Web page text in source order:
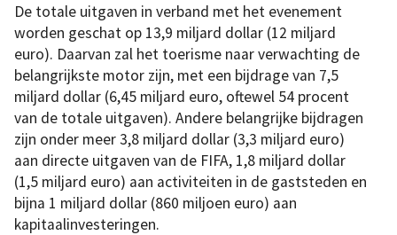
De totale uitgaven in verband met het evenement
worden geschat op 13,9 miljard dollar (12 miljard
euro). Daarvan zal het toerisme naar verwachting de
belangrijkste motor zijn, met een bijdrage van 7,5
miljard dollar (6,45 miljard euro, oftewel 54 procent
van de totale uitgaven). Andere belangrijke bijdragen
zijn onder meer 3,8 miljard dollar (3,3 miljard euro)
aan directe uitgaven van de FIFA, 1,8 miljard dollar
(1,5 miljard euro) aan activiteiten in de gaststeden en
bijna 1 miljard dollar (860 miljoen euro) aan
kapitaalinvesteringen.